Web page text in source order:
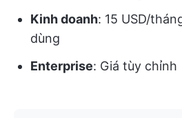
Kinh doanh: 15 USD/
dùng
Enterprise: Giá tùy chỉnh